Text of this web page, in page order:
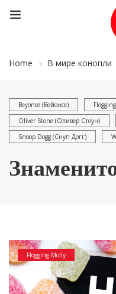
Home В мире конопли
Beyonce (Бейонсе)
Oliver Stone (Оливер Стоун)
Snoop Dogg (Снуп Догг)
Flogging Molly